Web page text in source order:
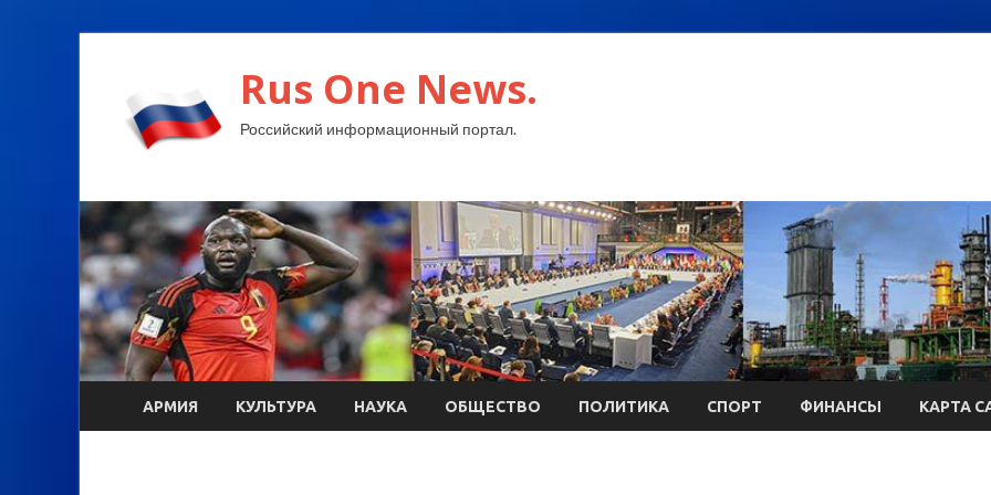
Rus One News.
Российский информационный портал.
АРМИЯ КУЛЬТУРА НАУКА ОБЩЕСТВО ПОЛИТИКА СПОРТ ФИНАНСЫ КАРТА